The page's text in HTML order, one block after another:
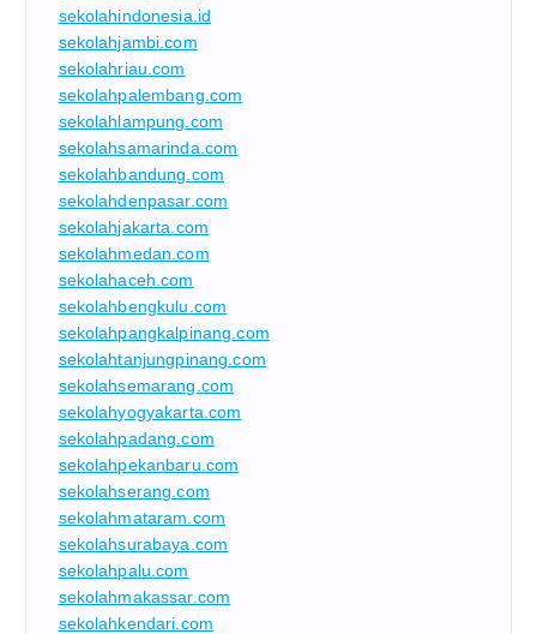
sekolahindonesia.id
sekolahjambi.com
sekolahriau.com
sekolahpalembang.com
sekolahlampung.com
sekolahsamarinda.com
sekolahbandung.com
sekolahdenpasar.com
sekolahjakarta.com
sekolahmedan.com
sekolahaceh.com
sekolahbengkulu.com
sekolahpangkalpinang.com
sekolahtanjungpinang.com
sekolahsemarang.com
sekolahyogyakarta.com
sekolahpadang.com
sekolahpekanbaru.com
sekolahserang.com
sekolahmataram.com
sekolahsurabaya.com
sekolahpalu.com
sekolahmakassar.com
sekolahkendari.com